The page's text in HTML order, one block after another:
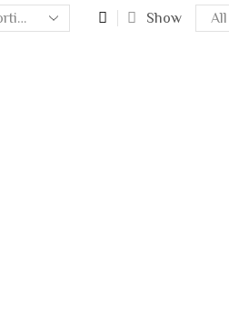
Show
per